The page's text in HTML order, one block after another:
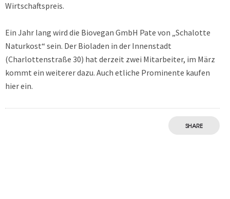
Wirtschaftspreis.
Ein Jahr lang wird die Biovegan GmbH Pate von „Schalotte
Naturkost“ sein. Der Bioladen in der Innenstadt
(Charlottenstraße 30) hat derzeit zwei Mitarbeiter, im März
kommt ein weiterer dazu. Auch etliche Prominente kaufen
hier ein.
SHARE